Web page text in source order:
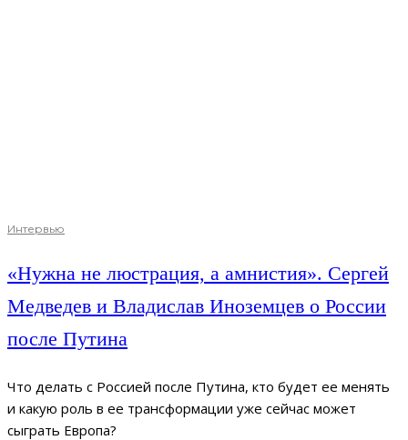
Интервью
«Нужна не люстрация, а амнистия». Сергей
Медведев и Владислав Иноземцев о России
после Путина
Что делать с Россией после Путина, кто будет ее менять
и какую роль в ее трансформации уже сейчас может
сыграть Европа?